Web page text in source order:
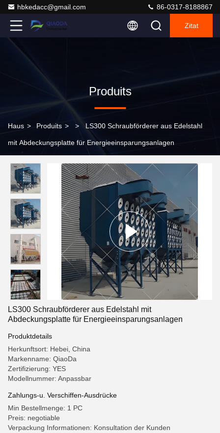
hbkedacc@gmail.com 86-0317-8188867
Zitat
Produits
Haus > Produits > > LS300 Schraubförderer aus Edelstahl
mit Abdeckungsplatte für Energieeinsparungsanlagen
LS300 Schraubförderer aus Edelstahl mit
Abdeckungsplatte für Energieeinsparungsanlagen
Produktdetails
Herkunftsort: Hebei, China
Markenname: QiaoDa
Zertifizierung: YES
Modellnummer: Anpassbar
Zahlungs-u. Verschiffen-Ausdrücke
Min Bestellmenge: 1 PC
Preis: negotiable
Verpackung Informationen: Konsultation der Kunden